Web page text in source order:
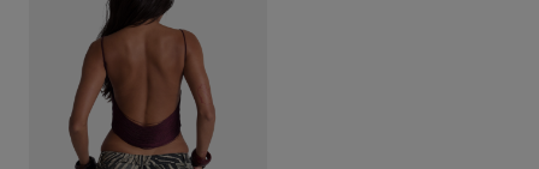
ТОП JADED LONDON LAVINIA
BACKLESS FRINGE